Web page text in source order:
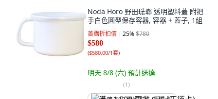
Noda Horo 野田琺瑯 透明塑料蓋 附把
手白色圓型保存容器, 容器 + 蓋子, 1組
首購折扣價 25%$780
$580
($580.00/1套)
明天 8/8 (六) 預計送達
(1)